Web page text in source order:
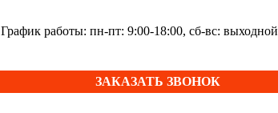
График работы: пн-пт: 9:00-18:00, сб-вс: выходной
ЗАКАЗАТЬ ЗВОНОК